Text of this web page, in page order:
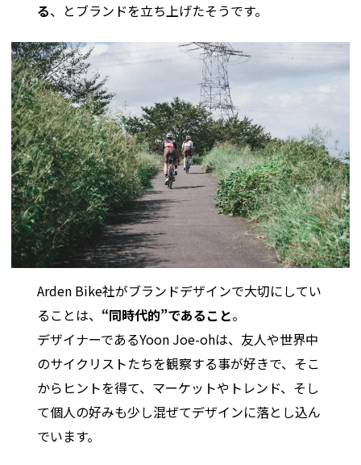
る、とブランドを立ち上げたそうです。
Arden Bike社がブランドデザインで大切にしてい
ることは、 “同時代的”であること。
デザイナーであるYoon Joe-ohは、友人や世界中
のサイクリストたちを観察する事が好きで、そこ
からヒントを得て、マーケットやトレンド、そし
て個人の好みも少し混ぜてデザインに落とし込ん
でいます。